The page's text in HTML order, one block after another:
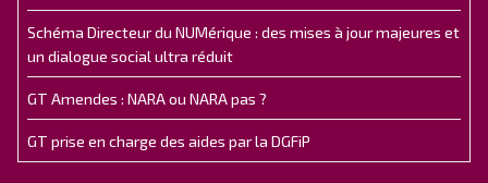
Schéma Directeur du NUMérique : des mises à jour majeures et
un dialogue social ultra réduit
GT Amendes : NARA ou NARA pas ?
GT prise en charge des aides par la DGFiP